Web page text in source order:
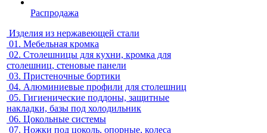
Распродажа
Изделия из нержавеющей стали
01. Мебельная кромка
02. Столешницы для кухни, кромка для
столешниц, стеновые панели
03. Пристеночные бортики
04. Алюминиевые профили для столешниц
05. Гигиенические поддоны, защитные
накладки, базы под холодильник
06. Цокольные системы
07. Ножки под цоколь, опорные, колеса